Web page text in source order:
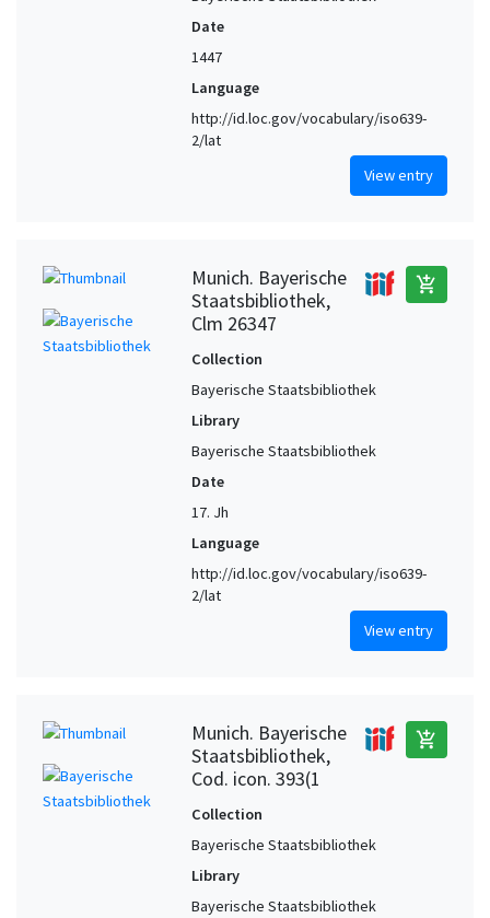
Date
1447
Language
http://id.loc.gov/vocabulary/iso639-
2/lat
View entry
Munich. Bayerische
Staatsbibliothek,
Clm 26347
add_shopping_cart
Collection
Bayerische Staatsbibliothek
Library
Bayerische Staatsbibliothek
Date
17. Jh
Language
http://id.loc.gov/vocabulary/iso639-
2/lat
View entry
Munich. Bayerische
Staatsbibliothek,
Cod. icon. 393(1
add_shopping_cart
Collection
Bayerische Staatsbibliothek
Library
Bayerische Staatsbibliothek